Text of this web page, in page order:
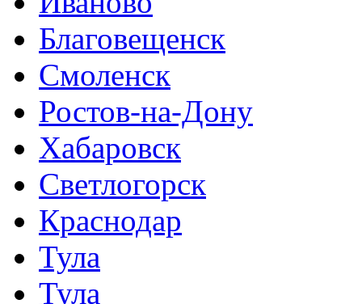
Благовещенск
Смоленск
Ростов-на-Дону
Хабаровск
Светлогорск
Краснодар
Тула
Тула